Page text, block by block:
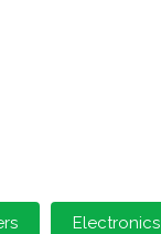
Electronics